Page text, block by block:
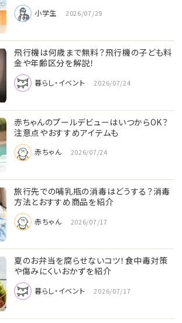
小学生 2026/07/29
飛行機は何歳まで無料？飛行機の子ども料
金や年齢区分を解説！
暮らし・イベント 2026/07/24
赤ちゃんのプールデビューはいつからOK？
注意点やおすすめアイテムも
赤ちゃん 2026/07/24
旅行先での哺乳瓶の消毒はどうする？消毒
方法とおすすめ商品を紹介
赤ちゃん 2026/07/17
夏のお弁当を腐らせないコツ！食中毒対策
や傷みにくいおかずを紹介
暮らし・イベント 2026/07/17